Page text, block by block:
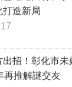
打造新局
出招！彰化市
推解謎交友